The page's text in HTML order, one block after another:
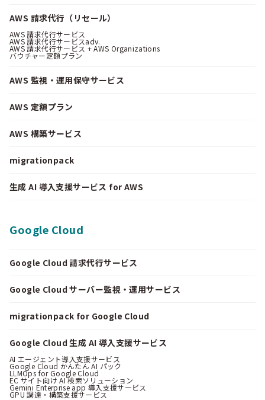
AWS 請求代行（リセール）
AWS 請求代行サービス
AWS 請求代行サービスadv.
AWS 請求代行サービス + AWS Organizations
バウチャー定額プラン
AWS 監視・運用保守サービス
AWS 定額プラン
AWS 構築サービス
migrationpack
生成 AI 導入支援サービス for AWS
Google Cloud
Google Cloud 請求代行サービス
Google Cloud サーバー監視・運用サービス
migrationpack for Google Cloud
Google Cloud 生成 AI 導入支援サービス
AI エージェント導入支援サービス
Google Cloud かんたん AI パック
LLMOps for Google Cloud
EC サイト向け AI 検索ソリューション
Gemini Enterprise app 導入支援サービス
GPU 調達・構築支援サービス